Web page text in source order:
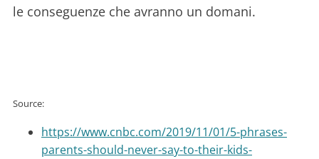
le conseguenze che avranno un domani.
Source:
https://www.cnbc.com/2019/11/01/5-phrases-
parents-should-never-say-to-their-kids-